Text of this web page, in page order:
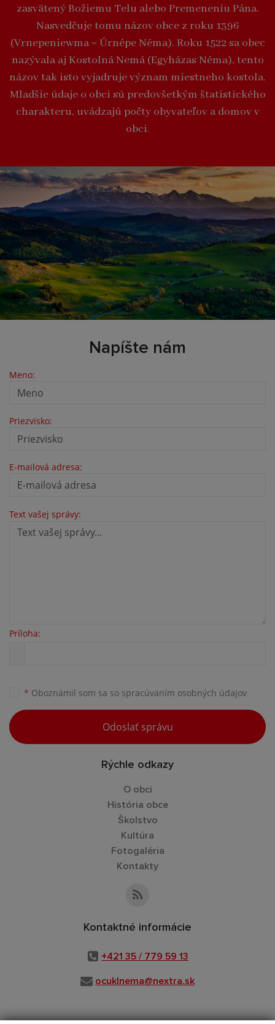
zasvätený Božiemu Telu alebo Premeneniu Pána.
Nasvedčuje tomu názov obce z roku 1396
(Vrnepeniewma = Úrnépe Néma). Roku 1522 sa obec
nazývala aj Kostolná Nemá (Egyházas Néma), tento
názov tak isto vyjadruje význam miestneho kostola.
Mladšie údaje o obci sú predovšetkým štatistického
charakteru, uvádzajú počty obyvateľov a domov v
obci.
Napíšte nám
Meno:
Priezvisko:
E-mailová adresa:
Text vašej správy:
Príloha:
* Oboznámil som sa so spracúvaním osobných údajov
Odoslať správu
Rýchle odkazy
O obci
História obce
Školstvo
Kultúra
Fotogaléria
Kontakty
Kontaktné informácie
+421 35 / 779 59 13
ocuklnema@nextra.sk